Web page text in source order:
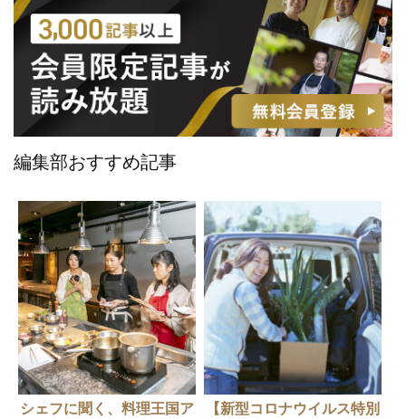
編集部おすすめ記事
シェフに聞く、料理王国ア
【新型コロナウイルス特別